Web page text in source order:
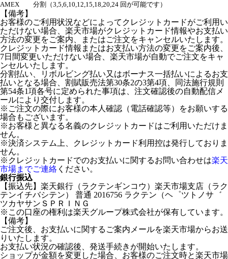
AMEX
分割（3,5,6,10,12,15,18,20,24 回が可能です）
【備考】
お客様のご利用状況などによってクレジットカードがご利用い
ただけない場合、楽天市場がクレジットカード情報やお支払い
方法の変更をご案内、またはご注文をキャンセルいたします。
クレジットカード情報またはお支払い方法の変更をご案内後、
7日間変更いただけない場合、楽天市場が自動でご注文をキャ
ンセルいたします。
分割払い、リボルビング払い又はボーナス一括払いによるお支
払いとなる場合、割賦販売法第30条2の3第4項、同法施行規則
第54条1項各号に定められた事項は、注文確認後の自動配信メ
ールにより交付します。
※ご注文の際にお客様の本人確認（電話確認等）をお願いする
場合もございます。
※お客様と異なる名義のクレジットカードはご利用いただけま
せん。
※決済システム上、クレジットカード利用控は発行しておりま
せん。
※クレジットカードでのお支払いに関するお問い合わせは楽天
市場までご連絡 ください。
銀行振込
【振込先】楽天銀行（ラクテンギンコウ）楽天市場支店（ラク
テンイチバシテン） 普通 2016756 ラクテン（ヘ゜ツトノサ゛
ツカヤサンＳＰＲＩＮＧ
※この口座の権利は楽天グループ株式会社が保有しています。
【備考】
ご注文後、お支払いに関するご案内メールを楽天市場からお送
りいたします。
お支払い状況の確認後、発送手続きが開始いたします。
ショップが金額を変更した場合、お客様のご注文時と楽天市場